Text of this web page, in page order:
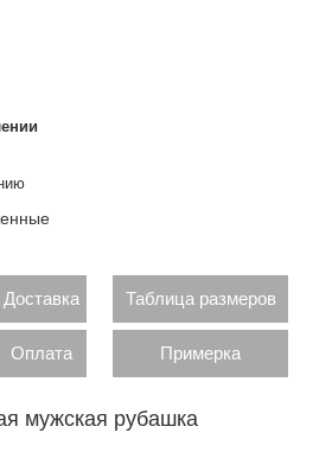
Доставка Таблица размеров
Оплата Примерка
мужская рубашка